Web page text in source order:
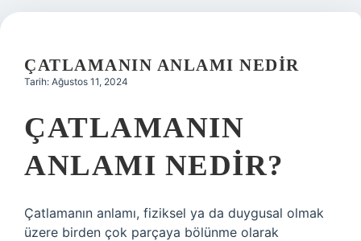
Yasal Uyarı
ÇATLAMANIN ANLAMI NEDIR
Tarih: Ağustos 11, 2024
ÇATLAMANIN
ANLAMI NEDIR?
Çatlamanın anlamı, fiziksel ya da duygusal olmak
üzere birden çok parçaya bölünme olarak